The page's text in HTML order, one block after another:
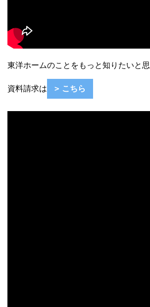
東洋ホームのことをもっと知りたいと
資料請求は こちら